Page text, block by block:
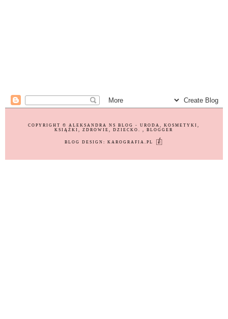
COPYRIGHT © ALEKSANDRA NS BLOG - URODA, KOSMETYKI,
KSIĄŻKI, ZDROWIE, DZIECKO.
, BLOGGER
BLOG DESIGN:KAROGRAFIA.PL